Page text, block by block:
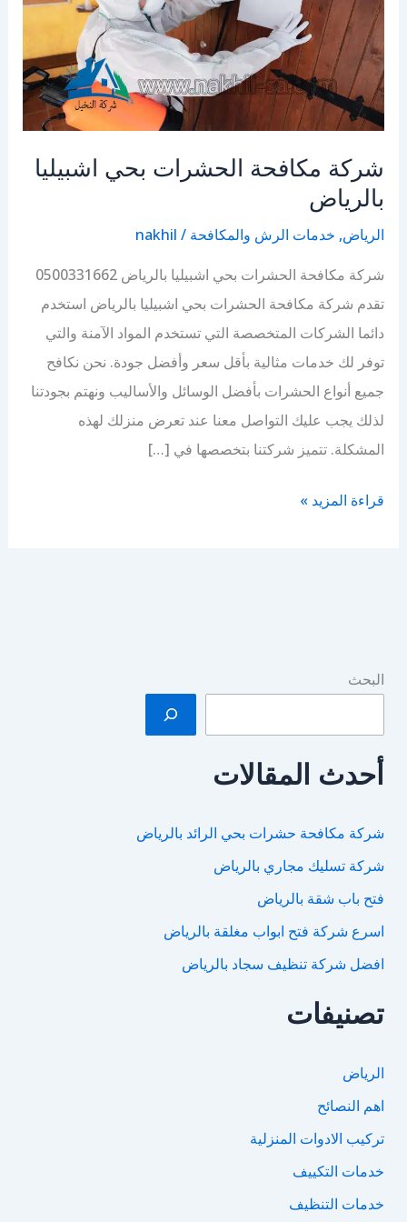
شركة مكافحة الحشرات بحي اشبيليا
بالرياض
الرياض, خدمات الرش والمكافحة /
nakhil
شركة مكافحة الحشرات بحي اشبيليا بالرياض 0500331662
تقدم شركة مكافحة الحشرات بحي اشبيليا بالرياض استخدم
دائما الشركات المتخصصة التي تستخدم المواد الآمنة والتي
توفر لك خدمات مثالية بأقل سعر وأفضل جودة. نحن نكافح
جميع أنواع الحشرات بأفضل الوسائل والأساليب ونهتم بجودتنا
لذلك يجب عليك التواصل معنا عند تعرض منزلك لهذه
المشكلة. تتميز شركتنا بتخصصها في […]
شركة
قراءة المزيد »
البحث
أحدث المقالات
شركة مكافحة حشرات بحي الرائد بالرياض
شركة تسليك مجاري بالرياض
فتح باب شقة بالرياض
اسرع شركة فتح ابواب مغلقة بالرياض
افضل شركة تنظيف سجاد بالرياض
تصنيفات
الرياض
اهم النصائح
تركيب الادوات المنزلية
خدمات التكييف
خدمات التنظيف